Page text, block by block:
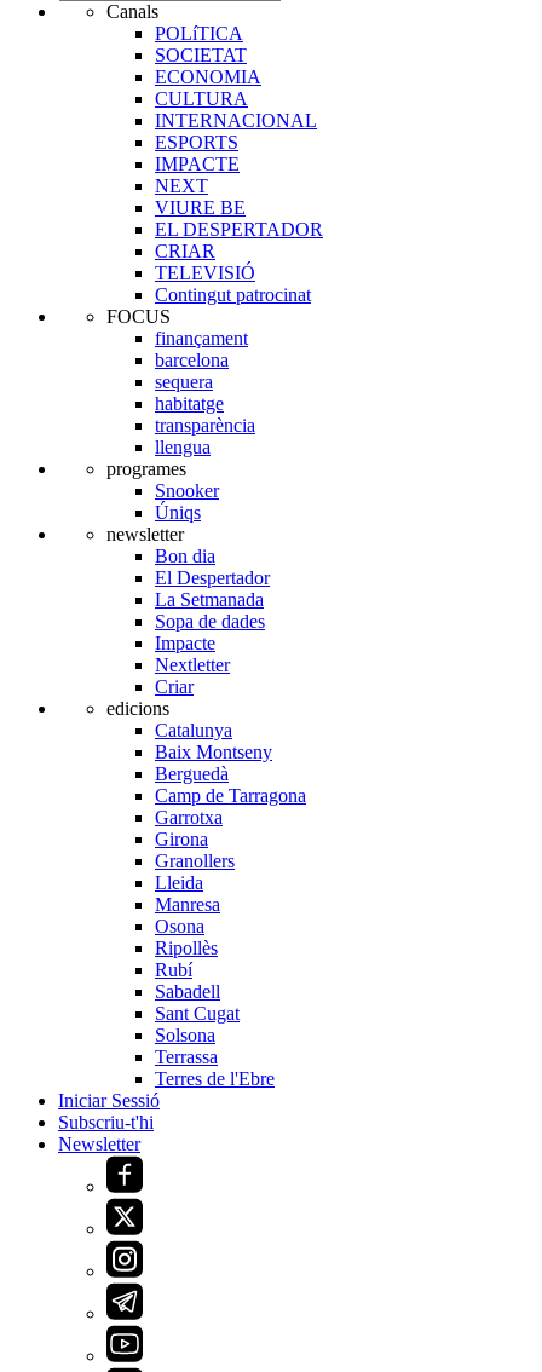
Canals
POLíTICA
SOCIETAT
ECONOMIA
CULTURA
INTERNACIONAL
ESPORTS
IMPACTE
NEXT
VIURE BE
EL DESPERTADOR
CRIAR
TELEVISIÓ
Contingut patrocinat
FOCUS
finançament
barcelona
sequera
habitatge
transparència
llengua
programes
Snooker
Úniqs
newsletter
Bon dia
El Despertador
La Setmanada
Sopa de dades
Impacte
Nextletter
Criar
edicions
Catalunya
Baix Montseny
Berguedà
Camp de Tarragona
Garrotxa
Girona
Granollers
Lleida
Manresa
Osona
Ripollès
Rubí
Sabadell
Sant Cugat
Solsona
Terrassa
Terres de l'Ebre
Iniciar Sessió
Subscriu-t'hi
Newsletter